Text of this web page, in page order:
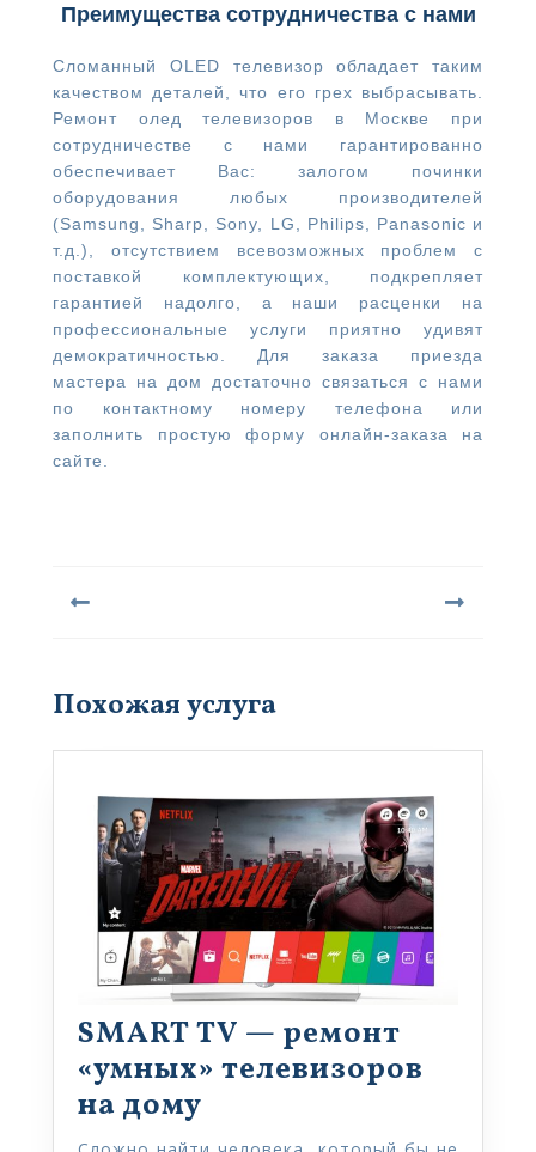
Преимущества сотрудничества с нами
Сломанный OLED телевизор обладает таким
качеством деталей, что его грех выбрасывать.
Ремонт олед телевизоров в Москве при
сотрудничестве с нами гарантированно
обеспечивает Вас: залогом починки
оборудования любых производителей
(Samsung, Sharp, Sony, LG, Philips, Panasonic и
т.д.), отсутствием всевозможных проблем с
поставкой комплектующих, подкрепляет
гарантией надолго, а наши расценки на
профессиональные услуги приятно удивят
демократичностью. Для заказа приезда
мастера на дом достаточно связаться с нами
по контактному номеру телефона или
заполнить простую форму онлайн-заказа на
сайте.
записям
Похожая услуга
SMART TV — ремонт
«умных» телевизоров
на дому
TV